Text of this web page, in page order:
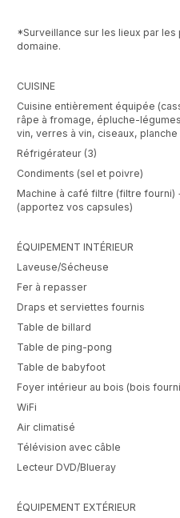
*Surveillance sur les lieux par
domaine.
CUISINE
Cuisine entièrement équipée
râpe à fromage, épluche-
vin, verres à vin, ciseaux,
Réfrigérateur (3)
Condiments (sel et poivre)
Machine à café filtre (filtre fourni)
(apportez vos capsules)
ÉQUIPEMENT INTÉRIEUR
Laveuse/Sécheuse
Fer à repasser
Draps et serviettes fournis
Table de billard
Table de ping-pong
Table de babyfoot
Foyer intérieur au bois (bois
WiFi
Air climatisé
Télévision avec câble
Lecteur DVD/Blueray
ÉQUIPEMENT EXTÉRIEUR